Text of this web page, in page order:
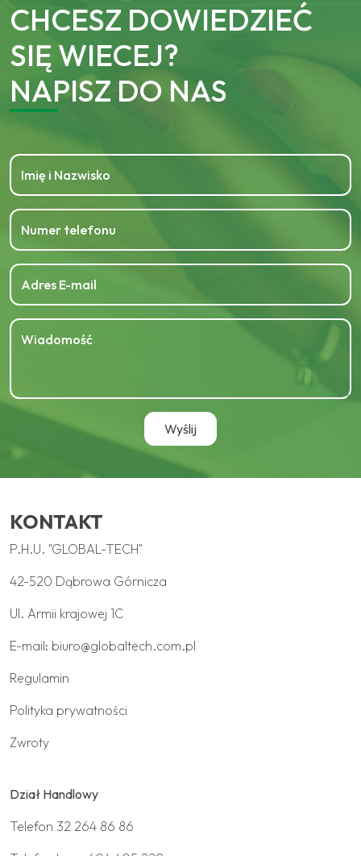
CHCESZ DOWIEDZIEĆ
SIĘ WIECEJ?
NAPISZ DO NAS
KONTAKT
P.H.U. "GLOBAL-TECH"
42-520 Dąbrowa Górnicza
Ul. Armii krajowej 1C
E-mail: biuro@globaltech.com.pl
Regulamin
Polityka prywatności
Zwroty
Dział Handlowy
Telefon 32 264 86 86